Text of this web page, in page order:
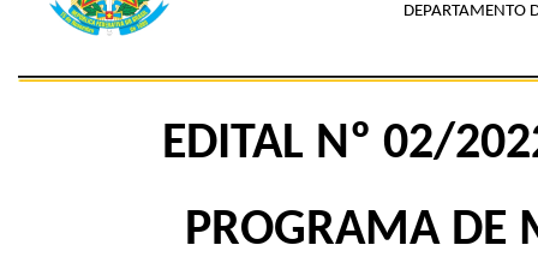
DEPARTAMENTO
EDITAL Nº 02/
PROGRAMA DE